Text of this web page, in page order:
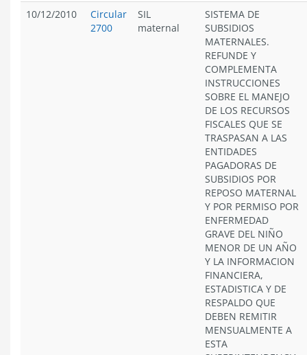
10/12/2010
Circular
2700
SIL
maternal
SISTEMA DE
SUBSIDIOS
MATERNALES.
REFUNDE Y
COMPLEMENTA
INSTRUCCIONES
SOBRE EL MANEJO
DE LOS RECURSOS
FISCALES QUE SE
TRASPASAN A LAS
ENTIDADES
PAGADORAS DE
SUBSIDIOS POR
REPOSO MATERNAL
Y POR PERMISO POR
ENFERMEDAD
GRAVE DEL NIÑO
MENOR DE UN AÑO
Y LA INFORMACION
FINANCIERA,
ESTADISTICA Y DE
RESPALDO QUE
DEBEN REMITIR
MENSUALMENTE A
ESTA